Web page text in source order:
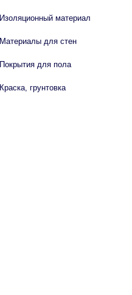
Изоляционный материал
Материалы для стен
Покрытия для пола
Краска, грунтовка